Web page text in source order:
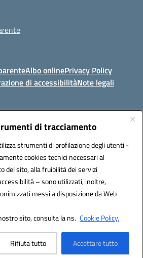
di tracciamento
strumenti di profilazione degli utenti -
cookies tecnici necessari al
del sito, alla fruibilità dei servizi
– sono utilizzati, inoltre,
messi a disposizione da Web
sito, consulta la ns. Cookie Policy.
Rifiuta tutto Accettare tutto
Albo onlinePrivacy Policy
di accessibilitàNote legali
PEC: fgic86100g@pec.istruzione.it
Codice IPA: istsc_fgic86100g
by 3D Solution S.r.l.
Design by Designers Italia